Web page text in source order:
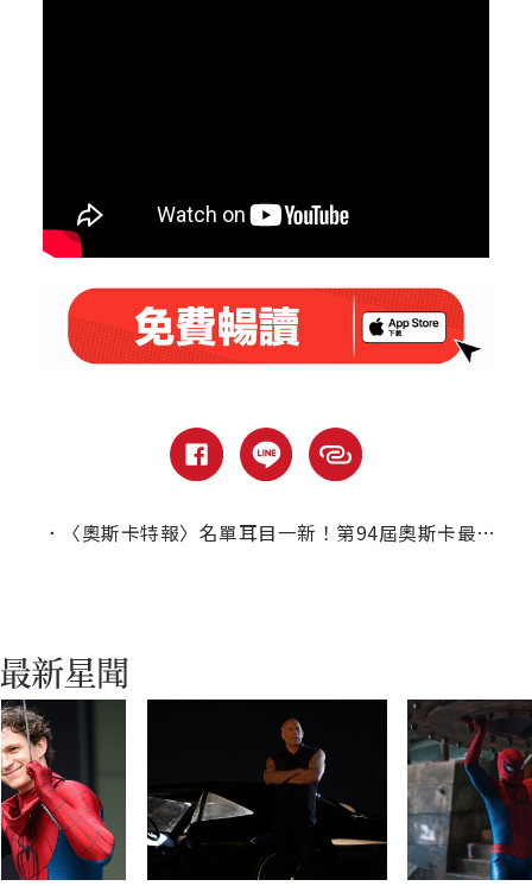
． 〈奧斯卡特報〉名單耳目一新！第94屆奧斯卡最佳影片入圍總評